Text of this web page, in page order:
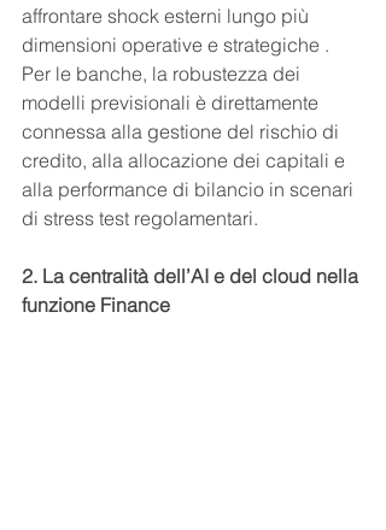
affrontare shock esterni lungo più
dimensioni operative e strategiche .
Per le banche, la robustezza dei
modelli previsionali è direttamente
connessa alla gestione del rischio di
credito, alla allocazione dei capitali e
alla performance di bilancio in scenari
di stress test regolamentari.
2. La centralità dell’AI e del cloud nella
funzione Finance